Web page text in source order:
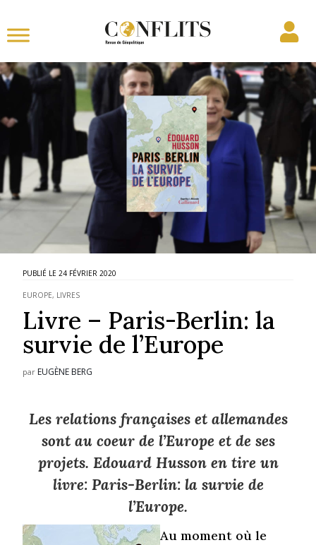
24 FÉVRIER 2020
EUROPE, LIVRES
Livre – Paris-Berlin: la
survie de l’Europe
par EUGÈNE BERG
Les relations françaises et allemandes
sont au coeur de l’Europe et de ses
projets. Edouard Husson en tire un
livre: Paris-Berlin: la survie de
l’Europe.
Au moment où le